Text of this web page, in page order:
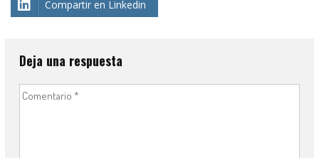
Compartir en Linkedin
Deja una respuesta